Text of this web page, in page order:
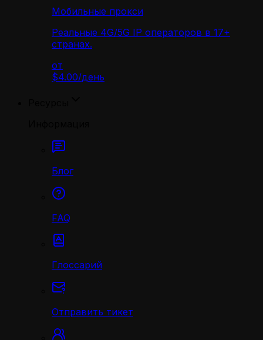
Мобильные прокси
Реальные 4G/5G IP операторов в 17+
странах.
от
$4.00/день
Блог
FAQ
Глоссарий
Отправить тикет